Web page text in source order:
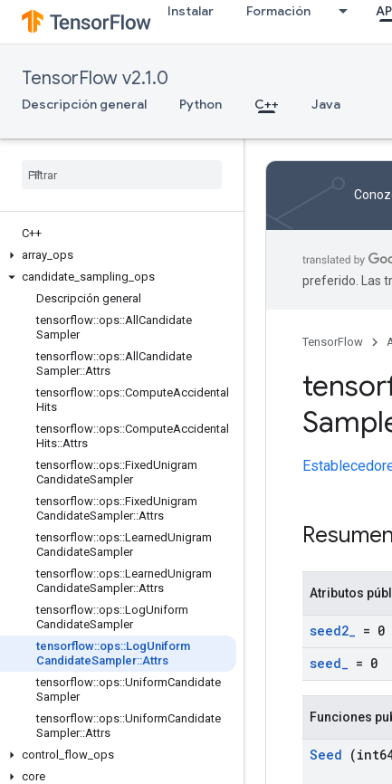
Instalar Formación
TensorFlow v2.1.0
Descripción general Python C++ Java
C++
array ops
candidate sampling ops
Descripción general
tensorflow::ops::All Candidate
Sampler
tensorflow::ops::All Candidate
Sampler::Attrs
tensorflow::ops::ComputeAccidental
Hits
tensorflow::ops::ComputeAccidental
Hits::Attrs
tensorflow::ops::FixedUnigram
CandidateSampler
tensorflow::ops::FixedUnigram
CandidateSampler::Attrs
tensorflow::ops::LearnedUnigram
CandidateSampler
tensorflow::ops::LearnedUnigram
CandidateSampler::Attrs
tensorflow::ops::LogUniform
CandidateSampler
tensorflow::ops::LogUniform
CandidateSampler::Attrs
tensorflow::ops::UniformCandidate
Sampler
tensorflow::ops::UniformCandidate
Sampler::Attrs
control
flow ops
core
preferido. Las
TensorFlow
Resumen
Atributos
seed2_ = 0
seed_ = 0
Funciones
Seed